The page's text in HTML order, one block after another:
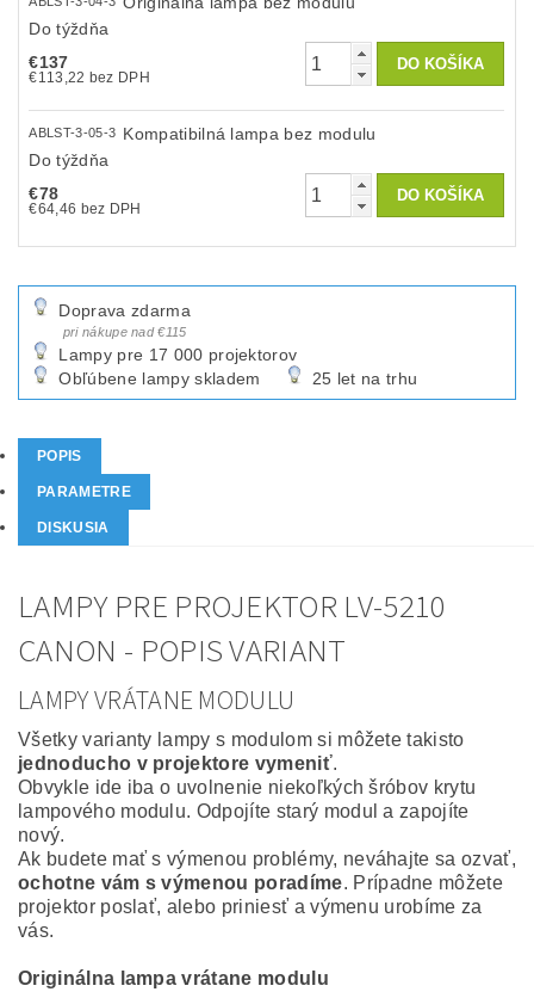
Do týždňa
€137
€113,22 bez DPH
ABLST-3-05-3 Kompatibilná lampa bez modulu
Do týždňa
€78
€64,46 bez DPH
Doprava zdarma
pri nákupe nad €115
Lampy pre 17 000 projektorov
Obľúbene lampy skladem
25 let na trhu
POPIS
PARAMETRE
DISKUSIA
LAMPY PRE PROJEKTOR LV-5210
CANON - POPIS VARIANT
LAMPY VRÁTANE MODULU
Všetky varianty lampy s modulom si môžete takisto
jednoducho v projektore vymeniť.
Obvykle ide iba o uvolnenie niekoľkých šróbov krytu
lampového modulu. Odpojíte starý modul a zapojíte
nový.
Ak budete mať s výmenou problémy, neváhajte sa ozvať,
ochotne vám s výmenou poradíme. Prípadne môžete
projektor poslať, alebo priniesť a výmenu urobíme za
vás.
Originálna lampa vrátane modulu